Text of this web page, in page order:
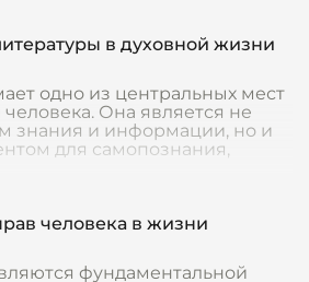
в духовной жизни
одно из центральных мест
Она является не
знания и информации, но и
для самопознания,
человека в жизни
фундаментальной